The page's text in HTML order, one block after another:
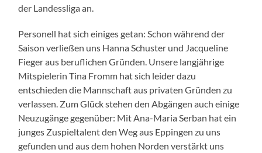
der Landessliga an.
Personell hat sich einiges getan: Schon während der
Saison verließen uns Hanna Schuster und Jacqueline
Fieger aus beruflichen Gründen. Unsere langjährige
Mitspielerin Tina Fromm hat sich leider dazu
entschieden die Mannschaft aus privaten Gründen zu
verlassen. Zum Glück stehen den Abgängen auch einige
Neuzugänge gegenüber: Mit Ana-Maria Serban hat ein
junges Zuspieltalent den Weg aus Eppingen zu uns
gefunden und aus dem hohen Norden verstärkt uns